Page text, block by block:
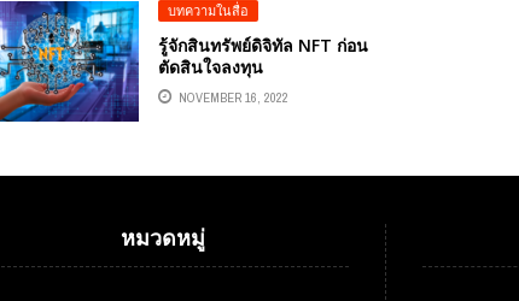
บทความในสื่อ
รู้จักสินทรัพย์ดิจิทัล NFT ก่อน
ตัดสินใจลงทุน
NOVEMBER 16, 2022
หมวดหมู่